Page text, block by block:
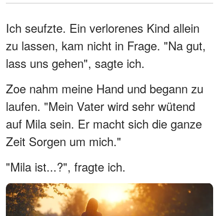
Ich seufzte. Ein verlorenes Kind allein
zu lassen, kam nicht in Frage. "Na gut,
lass uns gehen", sagte ich.
Zoe nahm meine Hand und begann zu
laufen. "Mein Vater wird sehr wütend
auf Mila sein. Er macht sich die ganze
Zeit Sorgen um mich."
"Mila ist...?", fragte ich.